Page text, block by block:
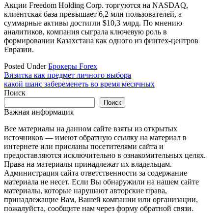
Акции Freedom Holding Corp. торгуются на NASDAQ,
клиентская база превышает 6,2 млн пользователей, а
суммарные активы достигли $10,3 млрд. По мнению
аналитиков, компания сыграла ключевую роль в
формировании Казахстана как одного из финтех-центров
Евразии.
Posted UnderБрокеры Forex
Навигация
по
Визитка как предмет личного выбора
какой шанс забеременеть во время месячных
Поиск
Поиск
Важная информация
Все материалы на данном сайте взяты из открытых
источников — имеют обратную ссылку на материал в
интернете или присланы посетителями сайта и
предоставляются исключительно в ознакомительных целях.
Права на материалы принадлежат их владельцам.
Администрация сайта ответственности за содержание
материала не несет. Если Вы обнаружили на нашем сайте
материалы, которые нарушают авторские права,
принадлежащие Вам, Вашей компании или организации,
пожалуйста, сообщите нам через форму обратной связи.